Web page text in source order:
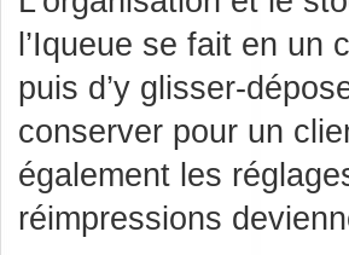
l’Iqueue se fait en
puis d’y glisser-
conserver pour un
également les
réimpressions